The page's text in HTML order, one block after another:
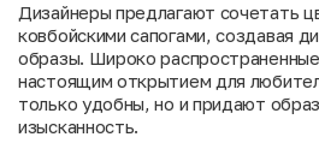
Дизайнеры предлагают сочетать
ковбойскими сапогами, создавая
образы. Широко
настоящим открытием для
только удобны, но и придают
изысканность.